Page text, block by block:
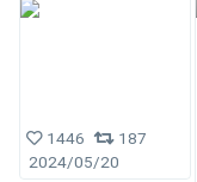
1446
187
2024/05/20